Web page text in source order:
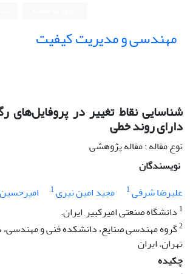
مهندسی و مدیریت کیفیت
شناسایی نقاط تغییر در پروفایل‌های
دارای روند خطی
نوع مقاله : مقاله پژوهشی
نویسندگان
علیرضا شرفی1 مجید امین نیری1
1 دانشگاه صنعتی امیرکبیر, ایران.
2گروه مهندسی صنایع، دانشکده فنی و مهندسی،
تهران، ایران
چکیده